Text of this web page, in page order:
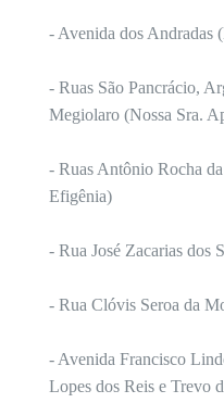
- Avenida dos Andradas
- Ruas São Pancrácio,
Megiolaro (Nossa Sra.
- Ruas Antônio Rocha
Efigênia)
- Rua José Zacarias dos
- Rua Clóvis Seroa da
- Avenida Francisco
Lopes dos Reis e Trevo